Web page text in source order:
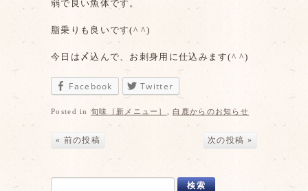
弱で良い魚体です。
脂乗りも良いです(^ ^)
今日は〆込んで、お刺身用に仕込みます(^ ^)
Facebook Twitter
Posted in 旬味［新メニュー］ ,白鹿からのお知らせ
« 前の投稿 次の投稿 »